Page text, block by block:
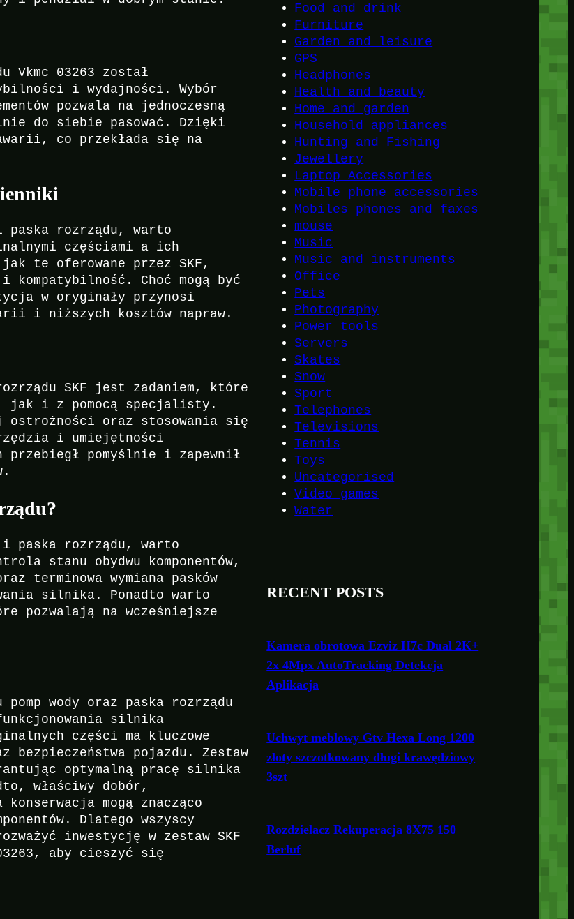
Vkmc 03263 został
i wydajności. Wybór
pozwala na jednoczesną
do siebie pasować. Dzięki
co przekłada się na
paska rozrządu, warto
częściami a ich
te oferowane przez SKF,
kompatybilność. Choć mogą być
w oryginały przynosi
i niższych kosztów napraw.
SKF jest zadaniem, które
jak i z pomocą specjalisty.
ostrożności oraz stosowania się
i umiejętności
przebiegł pomyślnie i zapewnił
i paska rozrządu, warto
stanu obydwu komponentów,
terminowa wymiana pasków
silnika. Ponadto warto
pozwalają na wcześniejsze
wody oraz paska rozrządu
funkcjonowania silnika
części ma kluczowe
bezpieczeństwa pojazdu. Zestaw
optymalną pracę silnika
właściwy dobór,
mogą znacząco
Dlatego wszyscy
inwestycję w zestaw SKF
03263, aby cieszyć się
Food and drink
Furniture
Garden and leisure
GPS
Headphones
Health and beauty
Home and garden
Household appliances
Hunting and Fishing
Jewellery
Laptop Accessories
Mobile phone accessories
Mobiles phones and faxes
mouse
Music
Music and instruments
Office
Pets
Photography
Power tools
Servers
Skates
Snow
Sport
Telephones
Televisions
Tennis
Toys
Uncategorised
Video games
Water
RECENT POSTS
Kamera obrotowa Ezviz H7c Dual 2K+
2x 4Mpx AutoTracking Detekcja
Aplikacja
Uchwyt meblowy Gtv Hexa Long 1200
złoty szczotkowany długi krawędziowy
3szt
Rozdzielacz Rekuperacja 8X75 150
Berluf